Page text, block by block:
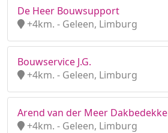
De Heer Bouwsupport
+4km. - Geleen, Limburg
Bouwservice J.G.
+4km. - Geleen, Limburg
Arend van der Meer
+4km. - Geleen, Limburg